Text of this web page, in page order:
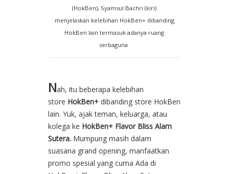
(HokBen), Syamsul Bachri (kiri)
menjelaskan kelebihan HokBen+ dibanding
HokBen lain termasuk adanya ruang
serbaguna
Nah, itu beberapa kelebihan
store HokBen+ dibanding store HokBen
lain. Yuk, ajak teman, keluarga, atau
kolega ke HokBen+ Flavor Bliss Alam
Sutera. Mumpung masih dalam
suasana grand opening, manfaatkan
promo spesial yang cuma Ada di